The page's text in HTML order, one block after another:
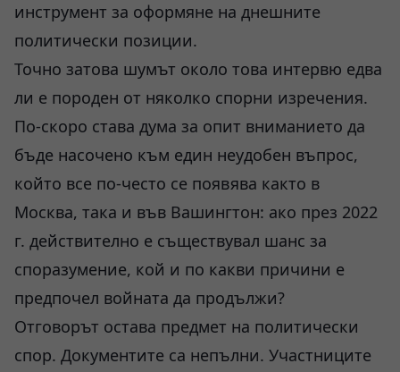
инструмент за оформяне на днешните
политически позиции.
Точно затова шумът около това интервю едва
ли е породен от няколко спорни изречения.
По-скоро става дума за опит вниманието да
бъде насочено към един неудобен въпрос,
който все по-често се появява както в
Москва, така и във Вашингтон: ако през 2022
г. действително е съществувал шанс за
споразумение, кой и по какви причини е
предпочел войната да продължи?
Отговорът остава предмет на политически
спор. Документите са непълни. Участниците